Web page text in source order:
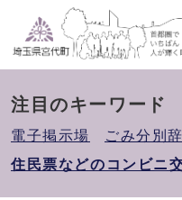
注目のキーワード
電子掲示場
ごみ分別
住民票などのコンビニ